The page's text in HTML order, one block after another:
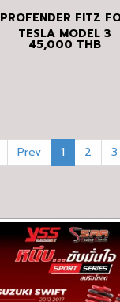
PROFENDER FITZ
TESLA MODEL 3
45,000 THB
Prev 1 2 3